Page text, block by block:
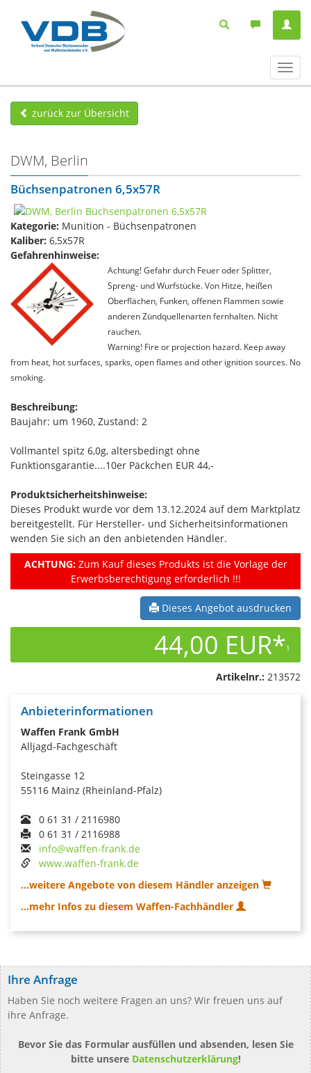
ein-/
zurück zur Übersicht
DWM, Berlin
Büchsenpatronen 6,5x57R
Kategorie: Munition - Büchsenpatronen
Kaliber: 6,5x57R
Gefahrenhinweise:
Achtung! Gefahr durch Feuer oder Splitter,
Spreng- und Wurfstücke. Von Hitze, heißen
Oberflächen, Funken, offenen Flammen sowie
anderen Zündquellenarten fernhalten. Nicht
rauchen.
Warning! Fire or projection hazard. Keep away
from heat, hot surfaces, sparks, open flames and other ignition sources. No
smoking.
Beschreibung:
Baujahr: um 1960, Zustand: 2
Vollmantel spitz 6,0g, altersbedingt ohne
Funktionsgarantie....10er Päckchen EUR 44,-
Produktsicherheitshinweise:
Dieses Produkt wurde vor dem 13.12.2024 auf dem Marktplatz
bereitgestellt. Für Hersteller- und Sicherheitsinformationen
wenden Sie sich an den anbietenden Händler.
ACHTUNG:Zum Kauf dieses Produkts ist die Vorlage der
Erwerbsberechtigung erforderlich !!!
Dieses Angebot ausdrucken
44,00 EUR*1
Artikelnr.: 213572
Anbieterinformationen
Waffen Frank GmbH
Alljagd-Fachgeschäft
Steingasse 12
55116 Mainz (Rheinland-Pfalz)
0 61 31 / 2116980
0 61 31 / 2116988
info@waffen-frank.de
www.waffen-frank.de
...weitere Angebote von diesem Händler anzeigen
...mehr Infos zu diesem Waffen-Fachhändler
Ihre Anfrage
Haben Sie noch weitere Fragen an uns? Wir freuen uns auf
ihre Anfrage.
Bevor Sie das Formular ausfüllen und absenden, lesen Sie
bitte unsere Datenschutzerklärung!